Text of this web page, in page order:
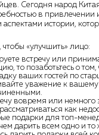
Сегодня народ
в привлечении
аспектами истории,
чтобы «улучшить» лицо:
встречу или
то позаботьтесь о том,
ваших гостей по
уважение к вашему
вовремя или немного
как
подарки для топ-
дарить всем одно и то